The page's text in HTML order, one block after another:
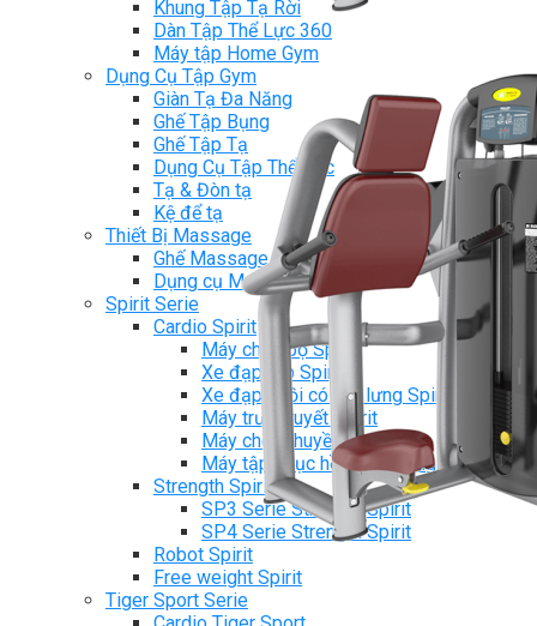
Khung Tập Tạ Rời
Dàn Tập Thể Lực 360
Máy tập Home Gym
Dụng Cụ Tập Gym
Giàn Tạ Đa Năng
Ghế Tập Bụng
Ghế Tập Tạ
Dụng Cụ Tập Thể Lực
Tạ & Đòn tạ
Kệ để tạ
Thiết Bị Massage
Ghế Massage
Dụng cụ Massage
Spirit Serie
Cardio Spirit
Máy chạy bộ Spirit
Xe đạp tập Spirit
Xe đạp ngồi có tựa lưng Spirit
Máy trượt tuyết Spirit
Máy chèo thuyền Spirit
Máy tập phục hồi chức năng Spirit
Strength Spirit
SP3 Serie Strength Spirit
SP4 Serie Strength Spirit
Robot Spirit
Free weight Spirit
Tiger Sport Serie